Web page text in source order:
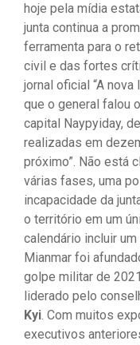
hoje pela mídia
junta continua a
ferramenta para o
civil e das fortes
jornal oficial “A
que o general falou
capital Naypyiday,
realizadas em
próximo”. Não está
várias fases, uma
incapacidade da
o território em um
calendário incluir
Mianmar foi
golpe militar de
liderado pelo
Kyi. Com muitos
executivos